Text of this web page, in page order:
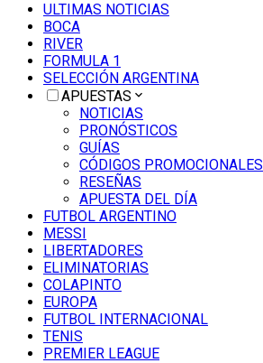
ULTIMAS NOTICIAS
BOCA
RIVER
FORMULA 1
SELECCIÓN ARGENTINA
APUESTAS
NOTICIAS
PRONÓSTICOS
GUÍAS
CÓDIGOS PROMOCIONALES
RESEÑAS
APUESTA DEL DÍA
FUTBOL ARGENTINO
MESSI
LIBERTADORES
ELIMINATORIAS
COLAPINTO
EUROPA
FUTBOL INTERNACIONAL
TENIS
PREMIER LEAGUE